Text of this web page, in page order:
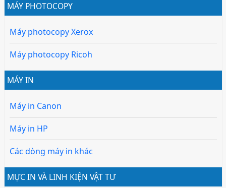
MÁY PHOTOCOPY
Máy photocopy Xerox
Máy photocopy Ricoh
MÁY IN
Máy in Canon
Máy in HP
Các dòng máy in khác
MỰC IN VÀ LINH KIỆN VẬT TƯ